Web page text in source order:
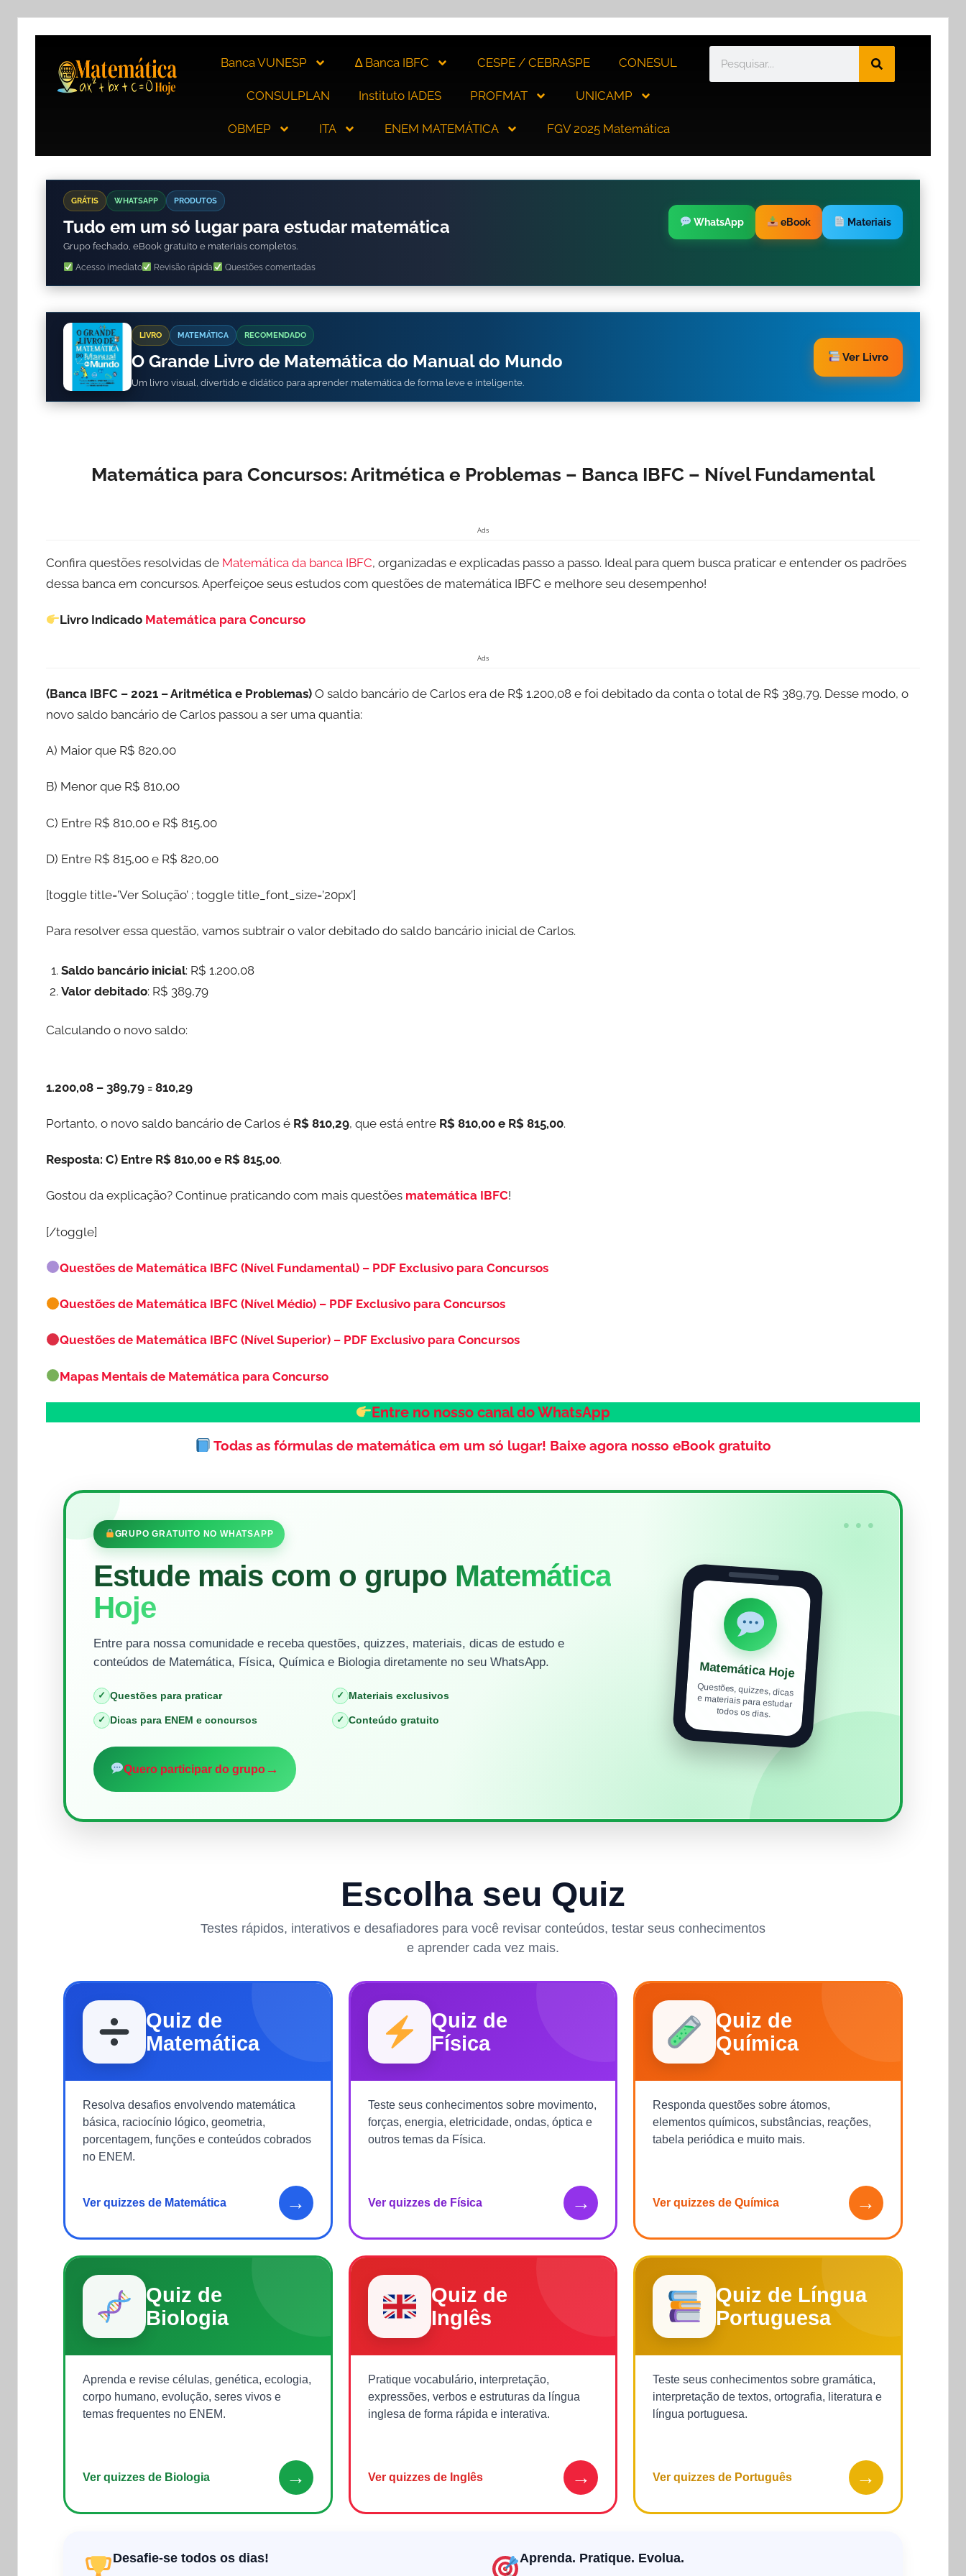
Banca VUNESP ∆ Banca IBFC CESPE / CEBRASPE CONESUL
CONSULPLAN Instituto IADES PROFMAT UNICAMP
OBMEP ITA ENEM MATEMÁTICA FGV 2025 Matemática
GRÁTIS WHATSAPP PRODUTOS
Tudo em um só lugar para estudar matemática
Grupo fechado, eBook gratuito e materiais completos.
WhatsApp eBook Materiais
Acesso imediato Revisão rápida Questões comentadas
LIVRO MATEMÁTICA RECOMENDADO
O Grande Livro de Matemática do Manual do Mundo
Um livro visual, divertido e didático para aprender matemática de forma leve e inteligente.
Ver Livro
Matemática para Concursos: Aritmética e Problemas – Banca IBFC – Nível Fundamental
Ads
Confira questões resolvidas de Matemática da banca IBFC, organizadas e explicadas passo a passo. Ideal para quem busca praticar e entender os padrões
dessa banca em concursos. Aperfeiçoe seus estudos com questões de matemática IBFC e melhore seu desempenho!
Livro Indicado Matemática para Concurso
Ads
(Banca IBFC – 2021 – Aritmética e Problemas) O saldo bancário de Carlos era de R$ 1.200,08 e foi debitado da conta o total de R$ 389,79. Desse modo, o
novo saldo bancário de Carlos passou a ser uma quantia:
A) Maior que R$ 820,00
B) Menor que R$ 810,00
C) Entre R$ 810,00 e R$ 815,00
D) Entre R$ 815,00 e R$ 820,00
[toggle title=’Ver Solução’ ; toggle title_font_size=’20px’]
Para resolver essa questão, vamos subtrair o valor debitado do saldo bancário inicial de Carlos.
Saldo bancário inicial: R$ 1.200,08
Valor debitado: R$ 389,79
Calculando o novo saldo:
1.200,08 – 389,79 = 810,29
Portanto, o novo saldo bancário de Carlos é R$ 810,29, que está entre R$ 810,00 e R$ 815,00.
Resposta: C) Entre R$ 810,00 e R$ 815,00.
Gostou da explicação? Continue praticando com mais questões matemática IBFC!
[/toggle]
Questões de Matemática IBFC (Nível Fundamental) – PDF Exclusivo para Concursos
Questões de Matemática IBFC (Nível Médio) – PDF Exclusivo para Concursos
Questões de Matemática IBFC (Nível Superior) – PDF Exclusivo para Concursos
Mapas Mentais de Matemática para Concurso
Entre no nosso canal do WhatsApp
Todas as fórmulas de matemática em um só lugar! Baixe agora nosso eBook gratuito
•••
GRUPO GRATUITO NO WHATSAPP
Estude mais com o grupo Matemática
Hoje
Entre para nossa comunidade e receba questões, quizzes, materiais, dicas de estudo e
conteúdos de Matemática, Física, Química e Biologia diretamente no seu WhatsApp.
✓ Questões para praticar ✓ Materiais exclusivos
✓ Dicas para ENEM e concursos ✓ Conteúdo gratuito
Quero participar do grupo→
Matemática Hoje
Questões, quizzes, dicas
e materiais para estudar
todos os dias.
Escolha seu Quiz
Testes rápidos, interativos e desafiadores para você revisar conteúdos, testar seus conhecimentos
e aprender cada vez mais.
Quiz de
Matemática
Resolva desafios envolvendo matemática
básica, raciocínio lógico, geometria,
porcentagem, funções e conteúdos cobrados
no ENEM.
Ver quizzes de Matemática →
Quiz de
Física
Teste seus conhecimentos sobre movimento,
forças, energia, eletricidade, ondas, óptica e
outros temas da Física.
Ver quizzes de Física →
Quiz de
Química
Responda questões sobre átomos,
elementos químicos, substâncias, reações,
tabela periódica e muito mais.
Ver quizzes de Química →
Quiz de
Biologia
Aprenda e revise células, genética, ecologia,
corpo humano, evolução, seres vivos e
temas frequentes no ENEM.
Ver quizzes de Biologia →
Quiz de
Inglês
Pratique vocabulário, interpretação,
expressões, verbos e estruturas da língua
inglesa de forma rápida e interativa.
Ver quizzes de Inglês →
Quiz de Língua
Portuguesa
Teste seus conhecimentos sobre gramática,
interpretação de textos, ortografia, literatura e
língua portuguesa.
Ver quizzes de Português →
Desafie-se todos os dias! Aprenda. Pratique. Evolua.